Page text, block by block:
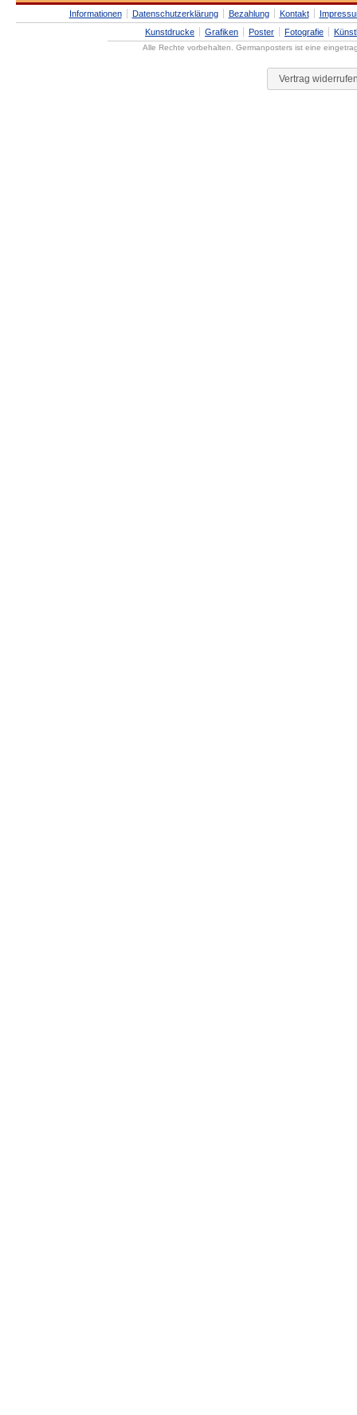
Informationen Datenschutzerklärung Bezahlung Kontakt
Kunstdrucke
Grafiken Poster Fotografie
Alle Rechte vorbehalten. Germanposters ist eine
Vertrag